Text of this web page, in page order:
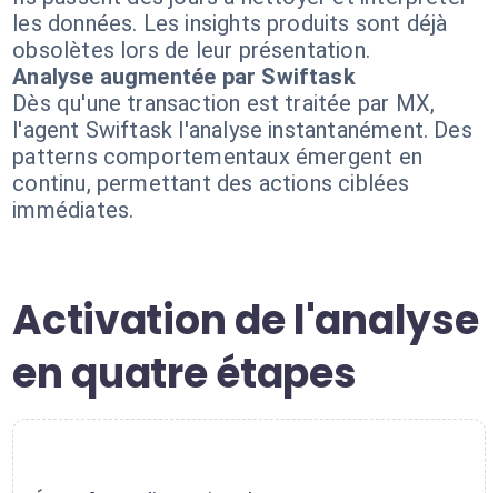
les données. Les insights produits sont déjà
obsolètes lors de leur présentation.
Analyse augmentée par Swiftask
Dès qu'une transaction est traitée par MX,
l'agent Swiftask l'analyse instantanément. Des
patterns comportementaux émergent en
continu, permettant des actions ciblées
immédiates.
Activation de l'analyse
en quatre étapes